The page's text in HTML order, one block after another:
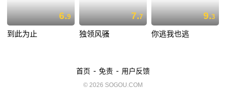
6.9
到此为止
7.7
独领风骚
9.3
你逃我也逃
首页 - 免责 - 用户反馈
© 2026 SOGOU.COM